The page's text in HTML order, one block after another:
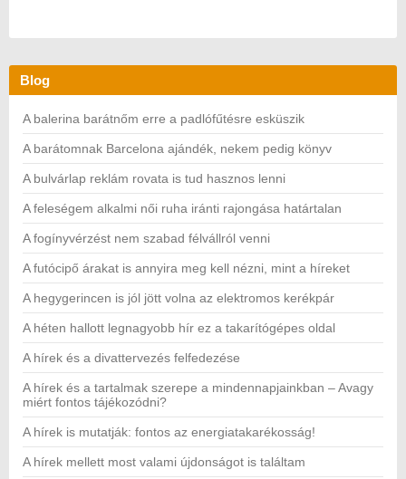
Blog
A balerina barátnőm erre a padlófűtésre esküszik
A barátomnak Barcelona ajándék, nekem pedig könyv
A bulvárlap reklám rovata is tud hasznos lenni
A feleségem alkalmi női ruha iránti rajongása határtalan
A fogínyvérzést nem szabad félvállról venni
A futócipő árakat is annyira meg kell nézni, mint a híreket
A hegygerincen is jól jött volna az elektromos kerékpár
A héten hallott legnagyobb hír ez a takarítógépes oldal
A hírek és a divattervezés felfedezése
A hírek és a tartalmak szerepe a mindennapjainkban – Avagy
miért fontos tájékozódni?
A hírek is mutatják: fontos az energiatakarékosság!
A hírek mellett most valami újdonságot is találtam